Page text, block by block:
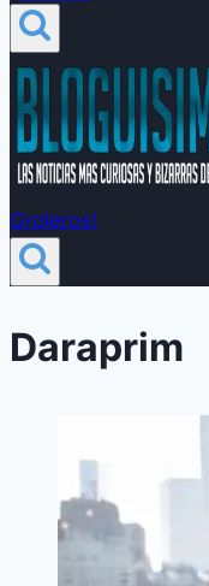
Groleros!
Daraprim